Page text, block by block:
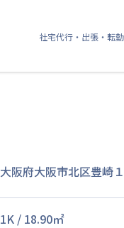
社宅代行・出張・転
大阪府大阪市北区豊崎
1K / 18.90㎡